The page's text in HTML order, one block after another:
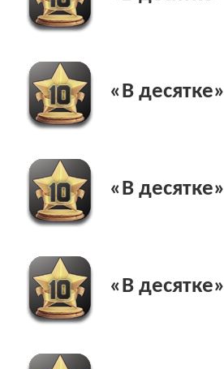
«В десятке»
«В десятке»
«В десятке»